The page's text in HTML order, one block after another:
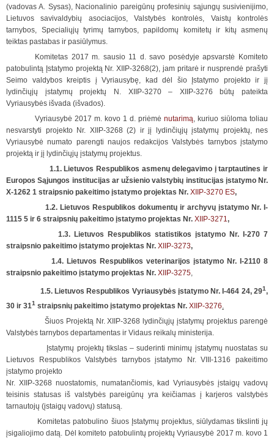
(vadovas A. Sysas), Nacionalinio pareigūnų profesinių sąjungų susivienijimo,
Lietuvos savivaldybių asociacijos, Valstybės kontrolės, Vaistų kontrolės
tarnybos, Specialiųjų tyrimų tarnybos, papildomų komitetų ir kitų asmenų
teiktas pastabas ir pasiūlymus.
Komitetas 2017 m. sausio 11 d. savo posėdyje apsvarstė Komiteto
patobulintą Įstatymo projektą Nr. XIIP-3268(2), jam pritarė ir nusprendė prašyti
Seimo valdybos kreiptis į Vyriausybę, kad dėl šio Įstatymo projekto ir jį
lydinčiųjų įstatymų projektų N. XIIP-3270 – XIIP-3276 būtų pateikta
Vyriausybės išvada (išvados).
Vyriausybė 2017 m. kovo 1 d. priėmėnutarimą, kuriuo siūloma toliau
nesvarstyti projekto Nr. XIIP-3268 (2) ir jį lydinčiųjų įstatymų projektų, nes
Vyriausybė numato parengti naujos redakcijos Valstybės tarnybos įstatymo
projektą ir jį lydinčiųjų įstatymų projektus.
1.1. Lietuvos Respublikos asmenų delegavimo į tarptautines ir
Europos Sąjungos institucijas ar užsienio valstybių institucijas įstatymo Nr.
X-1262 1 straipsnio pakeitimo įstatymo projektas Nr. XIIP-3270 ES,
1.2. Lietuvos Respublikos dokumentų ir archyvų įstatymo Nr. I-
1115 5 ir 6 straipsnių pakeitimo įstatymo projektas Nr. XIIP-3271,
1.3. Lietuvos Respublikos statistikos įstatymo Nr. I-270 7
straipsnio pakeitimo įstatymo projektas Nr. XIIP-3273,
1.4. Lietuvos Respublikos veterinarijos įstatymo Nr. I-2110 8
straipsnio pakeitimo įstatymo projektas Nr. XIIP-3275,
1.5. Lietuvos Respublikos Vyriausybės įstatymo Nr. I-464 24, 291,
30 ir 311 straipsnių pakeitimo įstatymo projektas Nr. XIIP-3276.
Šiuos Projektą Nr. XIIP-3268 lydinčiųjų įstatymų projektus parengė
Valstybės tarnybos departamentas ir Vidaus reikalų ministerija.
Įstatymų projektų tikslas – suderinti minimų įstatymų nuostatas su
Lietuvos Respublikos Valstybės tarnybos įstatymo Nr. VIII-1316 pakeitimo
įstatymo projekto
Nr. XIIP-3268 nuostatomis, numatančiomis, kad Vyriausybės įstaigų vadovų
teisinis statusas iš valstybės pareigūnų yra keičiamas į karjeros valstybės
tarnautojų (įstaigų vadovų) statusą.
Komitetas patobulino šiuos Įstatymų projektus, siūlydamas tikslinti jų
įsigaliojimo datą. Dėl komiteto patobulintų projektų Vyriausybė 2017 m. kovo 1